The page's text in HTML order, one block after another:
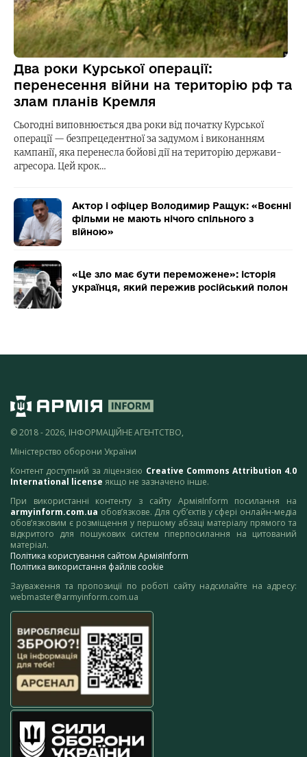
Два роки Курської операції:
перенесення війни на територію рф та
злам планів Кремля
Сьогодні виповнюється два роки від початку Курської
операції — безпрецедентної за задумом і виконанням
кампанії, яка перенесла бойові дії на територію держави-
агресора. Цей крок…
Актор і офіцер Володимир Ращук: «Воєнні
фільми не мають нічого спільного з
війною»
«Це зло має бути переможене»: історія
українця, який пережив російський полон
© 2018 - 2026, ІНФОРМАЦІЙНЕ АГЕНТСТВО,
Міністерство оборони України
Контент доступний за ліцензією Creative Commons Attribution 4.0
International license якщо не зазначено інше.
При використанні контенту з сайту АрміяInform посилання на
armyinform.com.ua обов’язкове. Для суб’єктів у сфері онлайн-медіа
обов’язковим є розміщення у першому абзаці матеріалу прямого та
відкритого для пошукових систем гіперпосилання на цитований
матеріал.
Політика користування сайтом АрміяInform
Політика використання файлів cookie
Зауваження та пропозиції по роботі сайту надсилайте на адресу:
webmaster@armyinform.com.ua